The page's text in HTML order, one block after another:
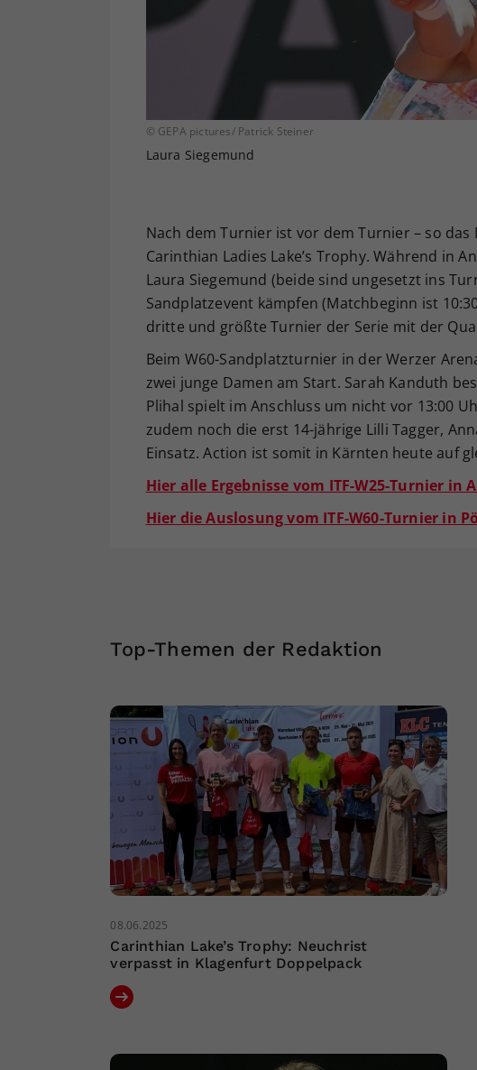
© GEPA pictures/ Patrick Steiner
Laura Siegemund
Nach dem Turnier ist vor dem Turnier – so
Carinthian Ladies Lake’s Trophy. Während in
Laura Siegemund (beide sind ungesetzt ins
Sandplatzevent kämpfen (Matchbeginn ist
dritte und größte Turnier der Serie mit der
Beim W60-Sandplatzturnier in der Werzer
zwei junge Damen am Start. Sarah Kanduth
Plihal spielt im Anschluss um nicht vor 13:00
zudem noch die erst 14-jährige Lilli Tagger,
Einsatz. Action ist somit in Kärnten heute auf
Hier alle Ergebnisse vom ITF-W25-Turnier in
Hier die Auslosung vom ITF-W60-Turnier in
Top-Themen der Redaktion
08.06.2025
Carinthian Lake’s Trophy: Neuchrist
verpasst in Klagenfurt Doppelpack